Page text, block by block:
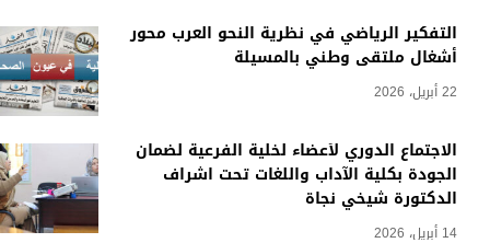
التفكير الرياضي في نظرية النحو العرب محور
أشغال ملتقى وطني بالمسيلة
22 أبريل، 2026
الاجتماع الدوري لأعضاء لخلية الفرعية لضمان
الجودة بكلية الآداب واللغات تحت اشراف
الدكتورة شيخي نجاة
14 أبريل، 2026